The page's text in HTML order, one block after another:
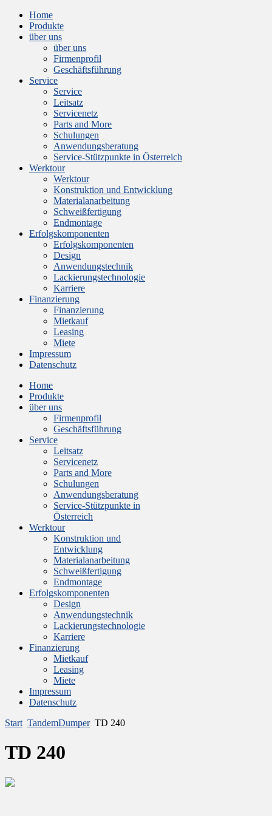
Home
Produkte
über uns
über uns
Firmenprofil
Geschäftsführung
Service
Service
Leitsatz
Servicenetz
Parts and More
Schulungen
Anwendungsberatung
Service-Stützpunkte in Österreich
Werktour
Werktour
Konstruktion und Entwicklung
Materialanarbeitung
Schweißfertigung
Endmontage
Erfolgskomponenten
Erfolgskomponenten
Design
Anwendungstechnik
Lackierungstechnologie
Karriere
Finanzierung
Finanzierung
Mietkauf
Leasing
Miete
Impressum
Datenschutz
Home
Produkte
über uns
Firmenprofil
Geschäftsführung
Service
Leitsatz
Servicenetz
Parts and More
Schulungen
Anwendungsberatung
Service-Stützpunkte in
Österreich
Werktour
Konstruktion und
Entwicklung
Materialanarbeitung
Schweißfertigung
Endmontage
Erfolgskomponenten
Design
Anwendungstechnik
Lackierungstechnologie
Karriere
Finanzierung
Mietkauf
Leasing
Miete
Impressum
Datenschutz
Start TandemDumper TD 240
TD 240